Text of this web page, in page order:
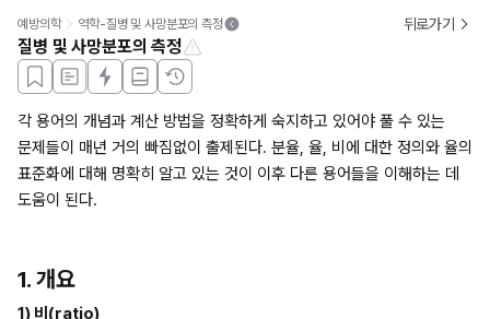
예방의학 역학-질병 및 사망분포의 측정 뒤로가기
질병 및 사망분포의 측정
각 용어의 개념과 계산 방법을 정확하게 숙지하고 있어야 풀 수 있는
문제들이 매년 거의 빠짐없이 출제된다. 분율, 율, 비에 대한 정의와 율의
표준화에 대해 명확히 알고 있는 것이 이후 다른 용어들을 이해하는 데
도움이 된다.
1. 개요
1) 비(ratio)